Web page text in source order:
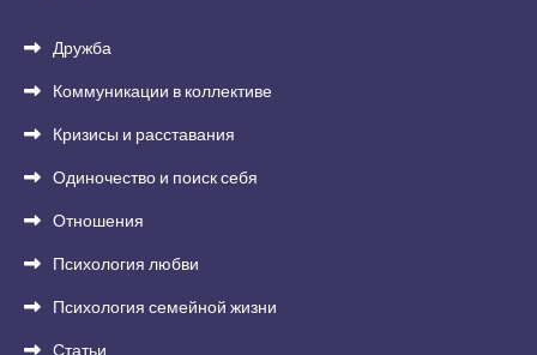
Дружба
Коммуникации в коллективе
Кризисы и расставания
Одиночество и поиск себя
Отношения
Психология любви
Психология семейной жизни
Статьи